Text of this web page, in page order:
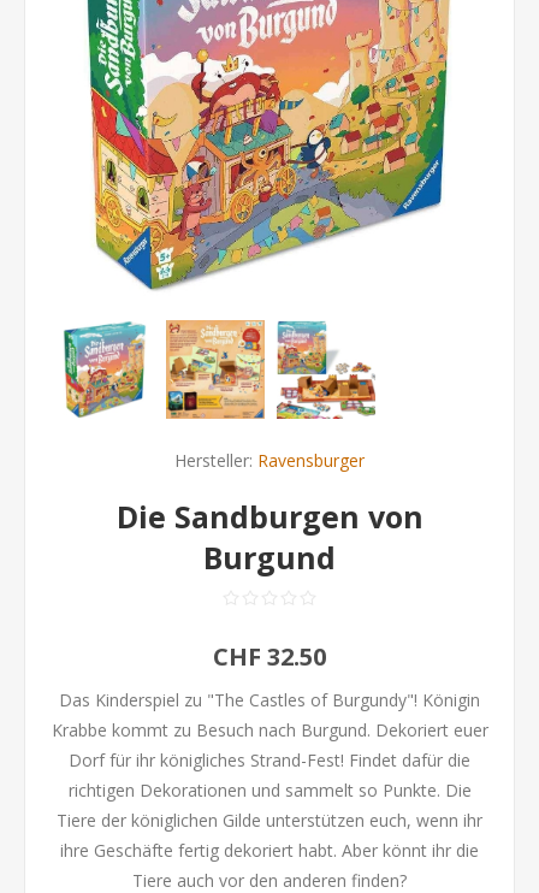
Hersteller: Ravensburger
Die Sandburgen von
Burgund
CHF 32.50
Das Kinderspiel zu "The Castles of Burgundy"! Königin
Krabbe kommt zu Besuch nach Burgund. Dekoriert euer
Dorf für ihr königliches Strand-Fest! Findet dafür die
richtigen Dekorationen und sammelt so Punkte. Die
Tiere der königlichen Gilde unterstützen euch, wenn ihr
ihre Geschäfte fertig dekoriert habt. Aber könnt ihr die
Tiere auch vor den anderen finden?